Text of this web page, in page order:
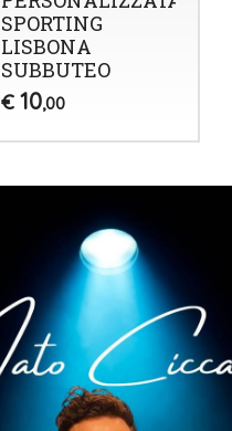
SPORTING
LISBONA
SUBBUTEO
€ 10,00